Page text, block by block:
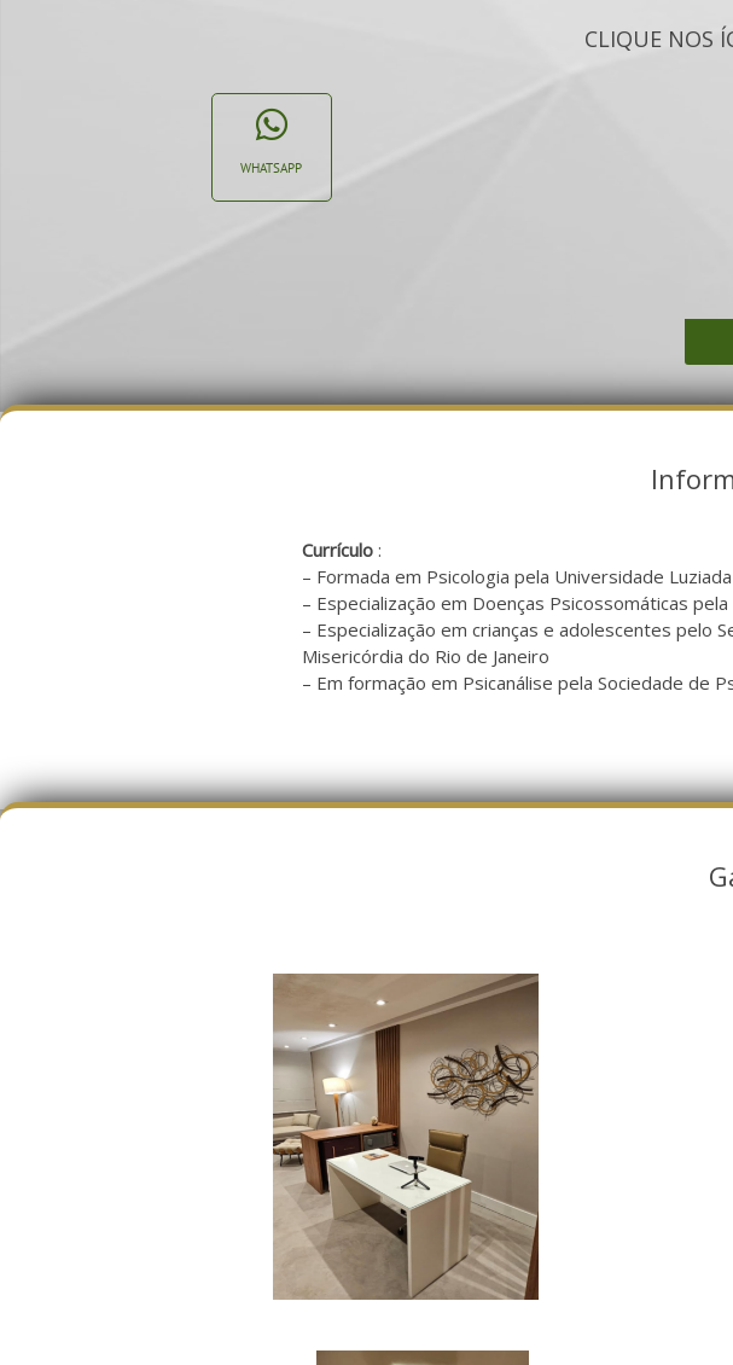
CLIQUE NOS
WHATSAPP
Currículo :
– Formada em Psicologia pela Universidade
– Especialização em Doenças Psicossomáticas
– Especialização em crianças e adolescentes pelo
Misericórdia do Rio de Janeiro
– Em formação em Psicanálise pela Sociedade de